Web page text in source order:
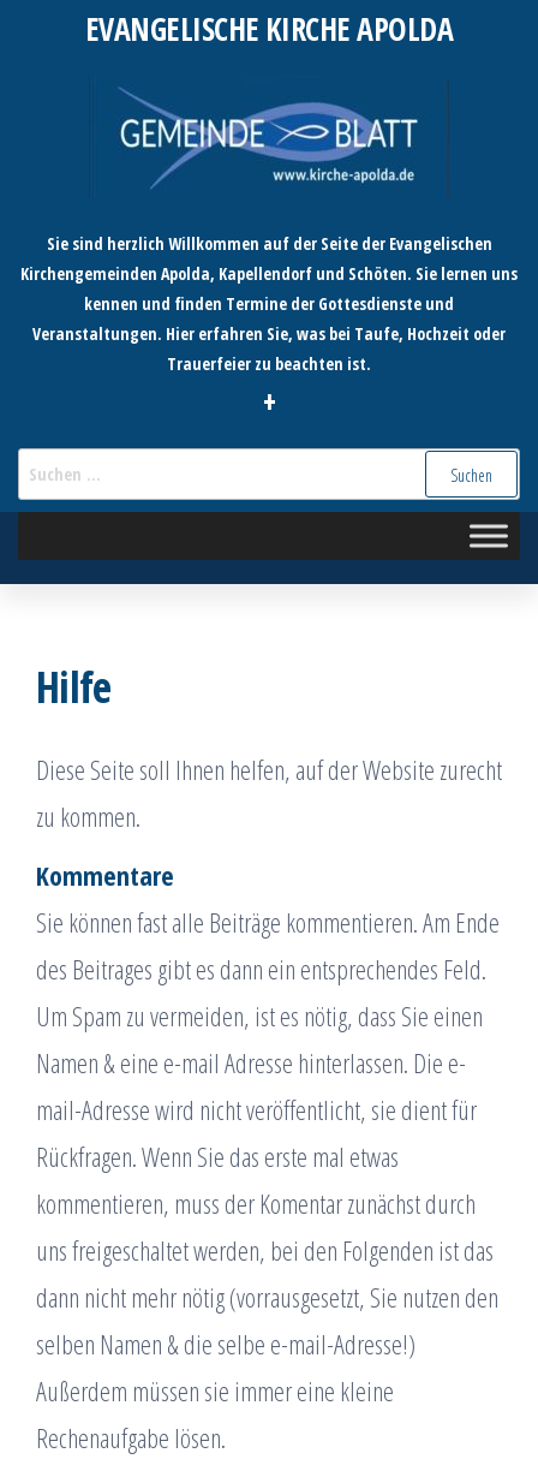
EVANGELISCHE KIRCHE APOLDA
Sie sind herzlich Willkommen auf der Seite der Evangelischen
Kirchengemeinden Apolda, Kapellendorf und Schöten. Sie lernen uns
kennen und finden Termine der Gottesdienste und
Veranstaltungen. Hier erfahren Sie, was bei Taufe, Hochzeit oder
Trauerfeier zu beachten ist.
+
Hilfe
Diese Seite soll Ihnen helfen, auf der Website zurecht
zu kommen.
Kommentare
Sie können fast alle Beiträge kommentieren. Am Ende
des Beitrages gibt es dann ein entsprechendes Feld.
Um Spam zu vermeiden, ist es nötig, dass Sie einen
Namen & eine e-mail Adresse hinterlassen. Die e-
mail-Adresse wird nicht veröffentlicht, sie dient für
Rückfragen. Wenn Sie das erste mal etwas
kommentieren, muss der Komentar zunächst durch
uns freigeschaltet werden, bei den Folgenden ist das
dann nicht mehr nötig (vorrausgesetzt, Sie nutzen den
selben Namen & die selbe e-mail-Adresse!)
Außerdem müssen sie immer eine kleine
Rechenaufgabe lösen.